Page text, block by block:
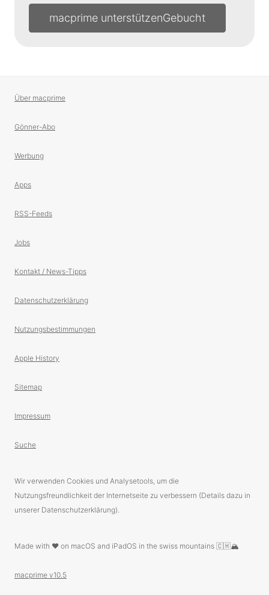
macprime unterstützen
Über macprime
Gönner-Abo
Werbung
Apps
RSS-Feeds
Jobs
Kontakt / News-Tipps
Datenschutzerklärung
Nutzungsbestimmungen
Apple History
Sitemap
Impressum
Suche
Wir verwenden Cookies und Analysetools, um die
Nutzungsfreundlichkeit der Internetseite zu verbessern (Details dazu in
unserer Datenschutzerklärung).
Made with ❤️ on macOS and iPadOS in the swiss mountains 🇨🇭🏔
macprime v10.5